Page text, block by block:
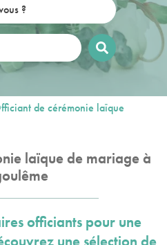
de cérémonie laïque
laïque de mariage à
officiants pour une